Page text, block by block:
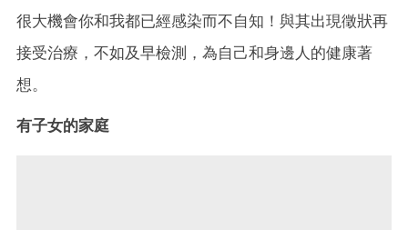
很大機會你和我都已經感染而不自知！與其出現徵狀再
接受治療，不如及早檢測，為自己和身邊人的健康著
想。
有子女的家庭